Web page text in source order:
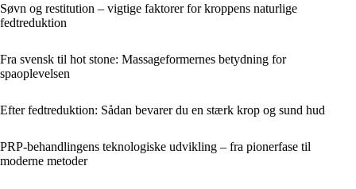
Søvn og restitution – vigtige faktorer for kroppens naturlige
fedtreduktion
Fra svensk til hot stone: Massageformernes betydning for
spaoplevelsen
Efter fedtreduktion: Sådan bevarer du en stærk krop og sund hud
PRP-behandlingens teknologiske udvikling – fra pionerfase til
moderne metoder